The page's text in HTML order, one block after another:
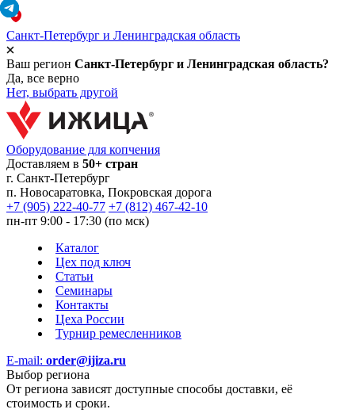
Санкт-Петербург и Ленинградская область
Ваш регион Санкт-Петербург и Ленинградская область?
Да, все верно
Нет, выбрать другой
Оборудование для копчения
Доставляем в 50+ стран
г. Санкт-Петербург
п. Новосаратовка, Покровская дорога
+7 (905) 222-40-77 +7 (812) 467-42-10
пн-пт 9:00 - 17:30 (по мск)
Каталог
Цех под ключ
Статьи
Семинары
Контакты
Цеха России
Турнир ремесленников
E-mail: order@ijiza.ru
Выбор региона
От региона зависят доступные способы доставки, её
стоимость и сроки.